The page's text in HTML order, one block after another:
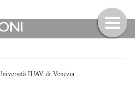
IUAV di Venezia